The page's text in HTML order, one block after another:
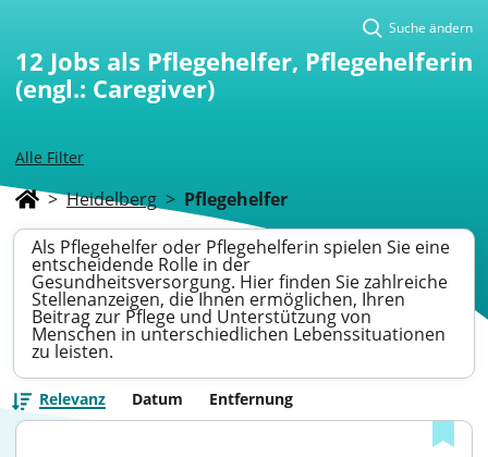
Alle Filter
Suche ändern
12 Jobs als Pflegehelfer, Pflegehelferin
(engl.: Caregiver)
> Heidelberg > Pflegehelfer
Als Pflegehelfer oder Pflegehelferin spielen Sie eine
entscheidende Rolle in der
Gesundheitsversorgung. Hier finden Sie zahlreiche
Stellenanzeigen, die Ihnen ermöglichen, Ihren
Beitrag zur Pflege und Unterstützung von
Menschen in unterschiedlichen Lebenssituationen
zu leisten.
Relevanz Datum Entfernung